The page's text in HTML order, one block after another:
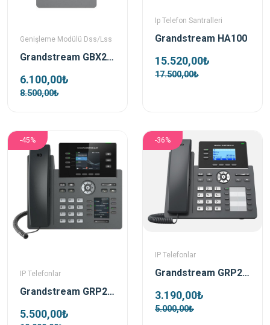
Genişleme Modülü Dss/Lss
Grandstream GBX20 Ext Lcd Genişleme Modülü
6.100,00₺
8.500,00₺
Ip Telefon Santralleri
Grandstream HA100
15.520,00₺
17.500,00₺
-45%
IP Telefonlar
Grandstream GRP2614 Ip Telefon
5.500,00₺
-36%
IP Telefonlar
Grandstream GRP2604 Ip Telefon
3.190,00₺
5.000,00₺